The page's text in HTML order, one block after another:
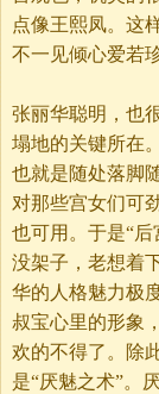
点像王熙凤。这
不一见倾心爱若
张丽华聪明，也
塌地的关键所在
也就是随处落脚
对那些宫女们可
也可用。于是“
没架子，老想着
华的人格魅力极
叔宝心里的形象
欢的不得了。除
是“厌魅之术”。